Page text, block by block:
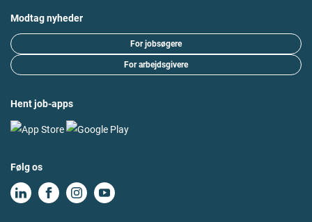
Modtag nyheder
For jobsøgere
For arbejdsgivere
Hent job-apps
Følg os